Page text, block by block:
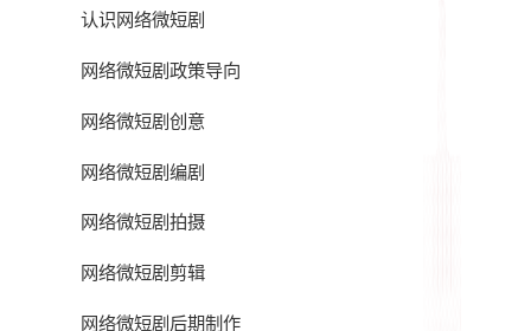
认识网络微短剧
网络微短剧政策导向
网络微短剧创意
网络微短剧编剧
网络微短剧拍摄
网络微短剧剪辑
网络微短剧后期制作